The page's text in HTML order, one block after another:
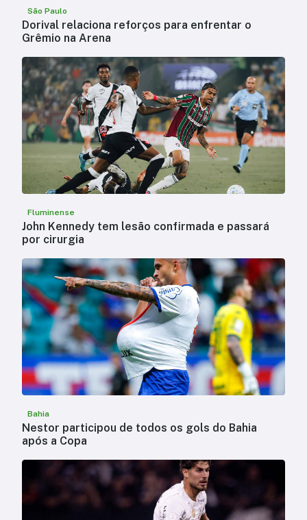
São Paulo
Dorival relaciona reforços para enfrentar o
Grêmio na Arena
Fluminense
John Kennedy tem lesão confirmada e passará
por cirurgia
Bahia
Nestor participou de todos os gols do Bahia
após a Copa